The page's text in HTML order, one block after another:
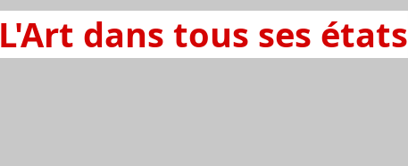
L'Art dans tous ses états